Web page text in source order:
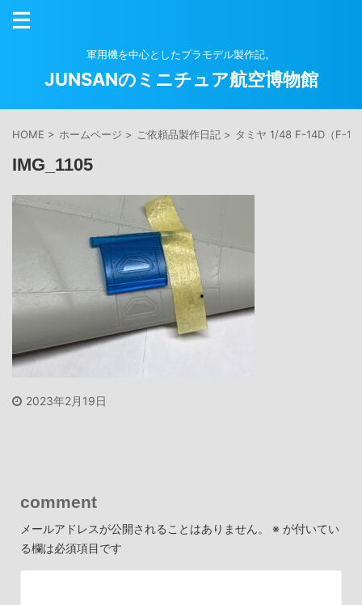
軍用機を中心としたプラモデル製作記。
JUNSANのミニチュア航空博物館
HOME > ホームページ > ご依頼品製作日記 > タミヤ 1/48 F-14D（F-
IMG_1105
2023年2月19日
comment
メールアドレスが公開されることはありません。 ※ が付いてい
る欄は必須項目です